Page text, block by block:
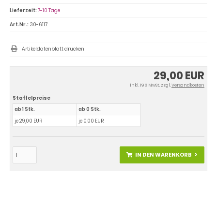
29,00 EUR
inkl. 19 % MwSt. zzgl.Versandkosten
Staffelpreise
ab 1 Stk.
je 29,00 EUR
ab 0 Stk.
je 0,00 EUR
IN DEN WARENKORB
Lieferzeit: 7-10 Tage
Art.Nr.: 30-6117
Artikeldatenblatt drucken